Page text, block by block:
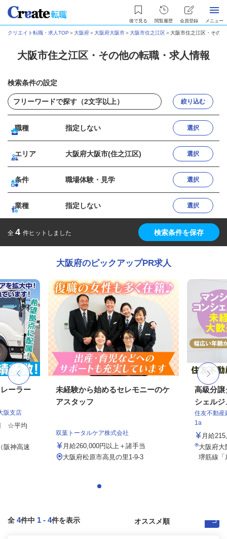
後で見る 閲覧履歴 会員登録 メニュー
クリエイト転職・求人TOP ＞大阪府＞大阪府大阪市＞大阪市住之江区＞大阪市住之江区・その
大阪市住之江区・その他の転職・求人情報
検索条件の設定
絞り込む
職種 指定しない 選択
エリア 大阪府大阪市(住之江区) 選択
条件 職場体験・見学 選択
業種 指定しない 選択
全 4 件ヒットしました 検索条件を保存
大阪府のピックアップPR求人
ーラー
阪支店
☆平均
阪神高速
未経験から始めるセレモニーのケ
アスタッフ
双葉トータルケア株式会社
月給260,000円以上＋諸手当
大阪府松原市高見の里1-9-3
高級分譲
シェルジ
住友不動産
1a
月給
大阪府
堺筋線「
全 4件中 1 - 4件を表示